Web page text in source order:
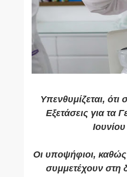
Υπενθυμίζεται, ότι
Εξετάσεις για τα
Οι υποψήφιοι, καθώς
συμμετέχουν στη